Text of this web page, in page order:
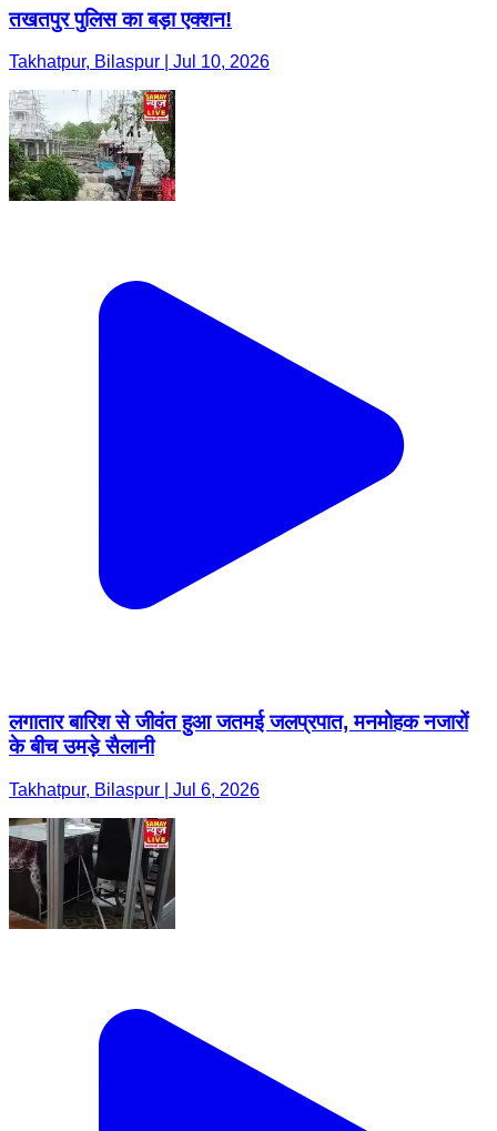
तखतपुर पुलिस का बड़ा एक्शन!
Takhatpur, Bilaspur | Jul 10, 2026
लगातार बारिश से जीवंत हुआ जतमई जलप्रपात, मनमोहक नजारों
के बीच उमड़े सैलानी
Takhatpur, Bilaspur | Jul 6, 2026